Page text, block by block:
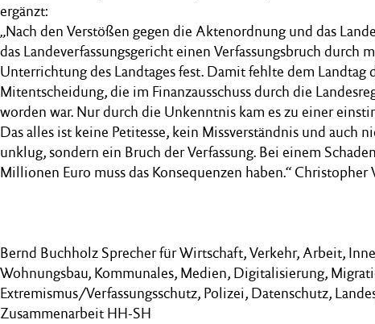
ergänzt:
„Nach den Verstößen gegen die Aktenordnung und das
das Landeverfassungsgericht einen Verfassungsbruch durch
Unterrichtung des Landtages fest. Damit fehlte dem Landtag
Mitentscheidung, die im Finanzausschuss durch die
worden war. Nur durch die Unkenntnis kam es zu einer
Das alles ist keine Petitesse, kein Missverständnis und auch
unklug, sondern ein Bruch der Verfassung. Bei einem
Millionen Euro muss das Konsequenzen haben.“ Christopher
Bernd Buchholz Sprecher für Wirtschaft, Verkehr, Arbeit,
Wohnungsbau, Kommunales, Medien, Digitalisierung,
Extremismus/Verfassungsschutz, Polizei, Datenschutz,
Zusammenarbeit HH-SH